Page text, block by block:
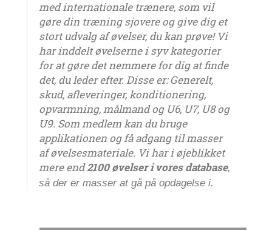
med internationale trænere, som vil
gøre din træning sjovere og give dig et
stort udvalg af øvelser, du kan prøve! Vi
har inddelt øvelserne i syv kategorier
for at gøre det nemmere for dig at finde
det, du leder efter. Disse er: Generelt,
skud, afleveringer, konditionering,
opvarmning, målmand og U6, U7, U8 og
U9. Som medlem kan du bruge
applikationen og få adgang til masser
af øvelsesmateriale. Vi har i øjeblikket
mere end2100 øvelser i vores database,
så der er masser at gå på opdagelse i.